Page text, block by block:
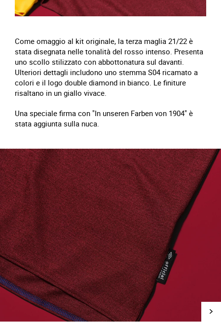
Come omaggio al kit originale, la terza maglia 21/22 è
stata disegnata nelle tonalità del rosso intenso. Presenta
uno scollo stilizzato con abbottonatura sul davanti.
Ulteriori dettagli includono uno stemma S04 ricamato a
colori e il logo double diamond in bianco. Le finiture
risaltano in un giallo vivace.
Una speciale firma con "In unseren Farben von 1904" è
stata aggiunta sulla nuca.